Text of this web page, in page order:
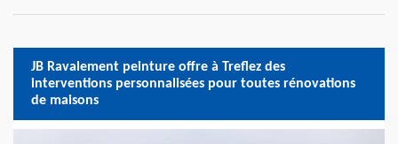
JB Ravalement peinture offre à Treflez des
interventions personnalisées pour toutes rénovations
de maisons